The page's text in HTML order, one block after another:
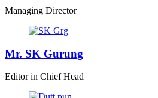
Managing Director
Mr. SK Gurung
Editor in Chief Head